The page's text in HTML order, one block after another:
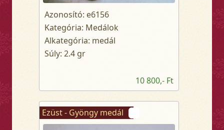
Azonosító: e6156
Kategória: Medálok
Alkategória: medál
Súly: 2.4 gr
10 800,- Ft
Ezüst - Gyöngy medál